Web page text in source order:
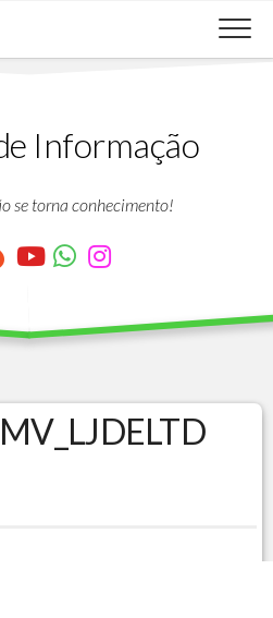
Informação
se torna conhecimento!